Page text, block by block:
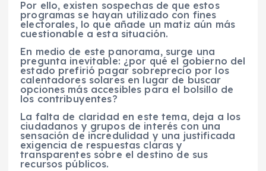
Por ello, existen sospechas de que estos
programas se hayan utilizado con fines
electorales, lo que añade un matiz aún más
cuestionable a esta situación.
En medio de este panorama, surge una
pregunta inevitable: ¿por qué el gobierno del
estado prefirió pagar sobreprecio por los
calentadores solares en lugar de buscar
opciones más accesibles para el bolsillo de
los contribuyentes?
La falta de claridad en este tema, deja a los
ciudadanos y grupos de interés con una
sensación de incredulidad y una justificada
exigencia de respuestas claras y
transparentes sobre el destino de sus
recursos públicos.